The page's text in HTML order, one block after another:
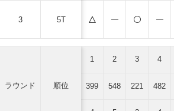
3 5T
ラウンド 順位
1 2 3 4
399 548 221 482